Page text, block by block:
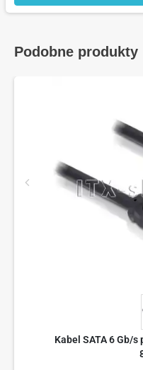
Podobne produkty
Kabel SATA 6 Gb/s